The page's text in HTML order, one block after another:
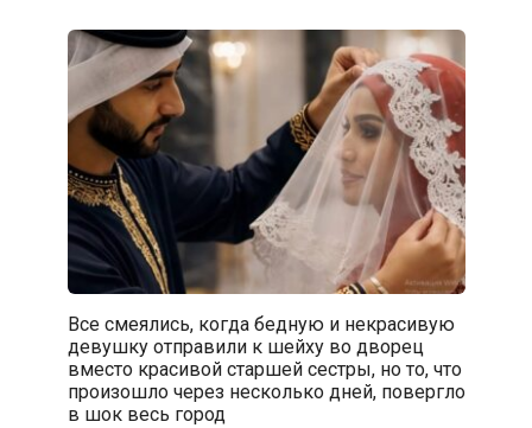
Все смеялись, когда бедную и некрасивую
девушку отправили к шейху во дворец
вместо красивой старшей сестры, но то, что
произошло через несколько дней, повергло
в шок весь город